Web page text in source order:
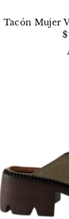
Tacón Mujer